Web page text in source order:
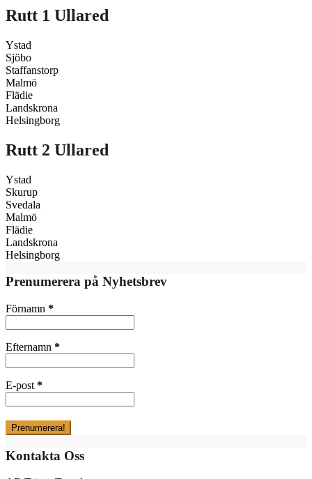
Rutt 1 Ullared
Ystad
Sjöbo
Staffanstorp
Malmö
Flädie
Landskrona
Helsingborg
Rutt 2 Ullared
Ystad
Skurup
Svedala
Malmö
Flädie
Landskrona
Helsingborg
Prenumerera på Nyhetsbrev
Förnamn *
Efternamn *
E-post *
Kontakta Oss